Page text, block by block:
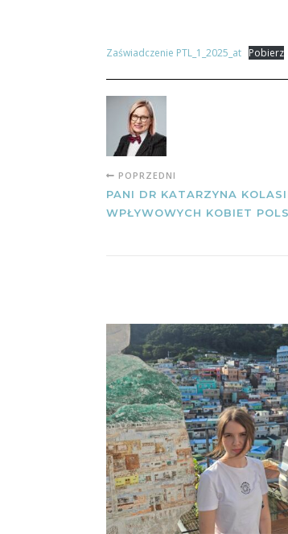
Zaświadczenie PTL_1_2025_at Pobierz
POPRZEDNI
PANI DR KATARZYNA
WPŁYWOWYCH KOBIET